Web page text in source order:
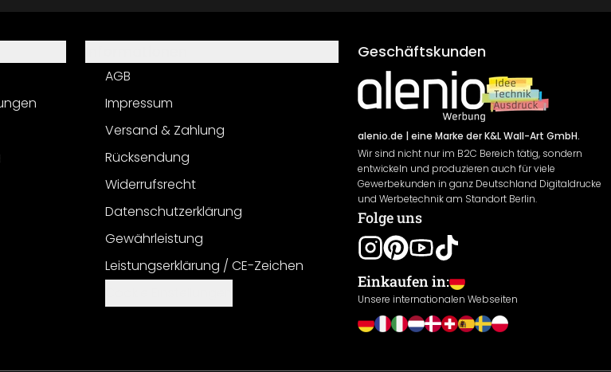
AGB
Impressum
Versand & Zahlung
Rücksendung
Widerrufsrecht
Datenschutzerklärung
Gewährleistung
Leistungserklärung / CE-Zeichen
Geschäftskunden
alenio.de | eine Marke der K&L Wall-Art GmbH.
Wir sind nicht nur im B2C Bereich tätig, sondern
entwickeln und produzieren auch für viele
Gewerbekunden in ganz Deutschland Digitaldrucke
und Werbetechnik am Standort Berlin.
Folge uns
Einkaufen in:
Unsere internationalen Webseiten